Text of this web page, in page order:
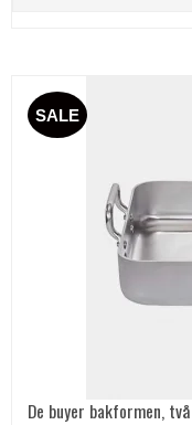
SALE
De buyer bakformen,